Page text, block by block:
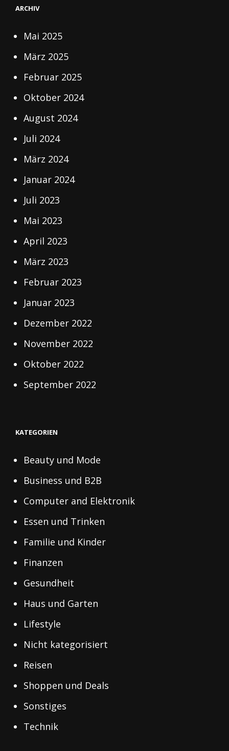
ARCHIV
Mai 2025
März 2025
Februar 2025
Oktober 2024
August 2024
Juli 2024
März 2024
Januar 2024
Juli 2023
Mai 2023
April 2023
März 2023
Februar 2023
Januar 2023
Dezember 2022
November 2022
Oktober 2022
September 2022
KATEGORIEN
Beauty und Mode
Business und B2B
Computer and Elektronik
Essen und Trinken
Familie und Kinder
Finanzen
Gesundheit
Haus und Garten
Lifestyle
Nicht kategorisiert
Reisen
Shoppen und Deals
Sonstiges
Technik